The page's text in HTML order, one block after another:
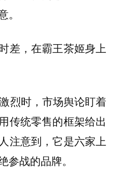
差，在霸王茶姬身上
烈时，市场舆论盯着
传统零售的框架给出
注意到，它是六家上
参战的品牌。